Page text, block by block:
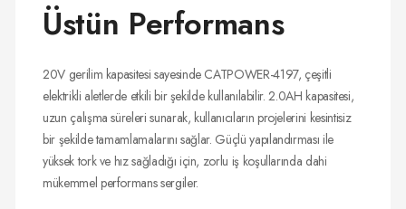
Üstün Performans
20V gerilim kapasitesi sayesinde CATPOWER-4197, çeşitli
elektrikli aletlerde etkili bir şekilde kullanılabilir. 2.0AH kapasitesi,
uzun çalışma süreleri sunarak, kullanıcıların projelerini kesintisiz
bir şekilde tamamlamalarını sağlar. Güçlü yapılandırması ile
yüksek tork ve hız sağladığı için, zorlu iş koşullarında dahi
mükemmel performans sergiler.